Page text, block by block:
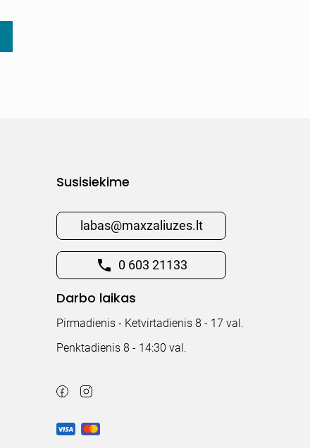
Susisiekime
labas@maxzaliuzes.lt
0 603 21133
Darbo laikas
Pirmadienis - Ketvirtadienis 8 - 17 val.
Penktadienis 8 - 14:30 val.